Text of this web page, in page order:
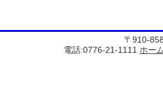
〒910-
電話:0776-21-1111 ホー